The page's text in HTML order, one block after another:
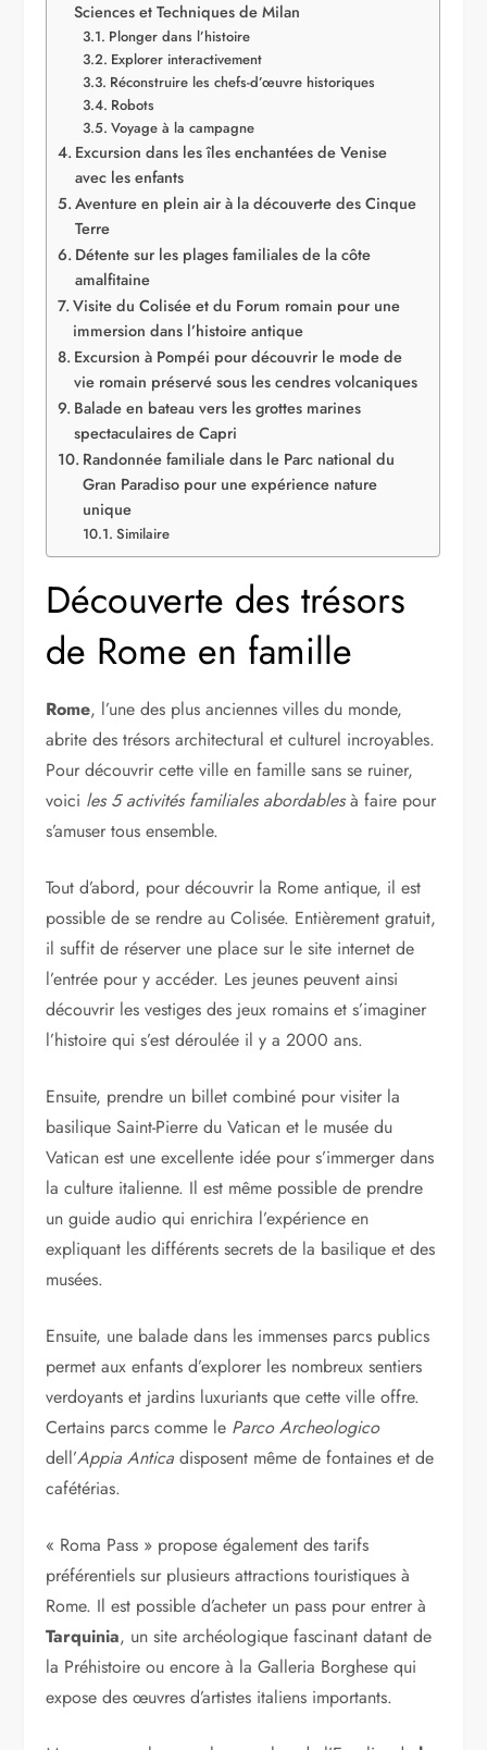
Sciences et Techniques de Milan
Plonger dans l’histoire
Explorer interactivement
Réconstruire les chefs-d’œuvre historiques
Robots
Voyage à la campagne
Excursion dans les îles enchantées de Venise
avec les enfants
Aventure en plein air à la découverte des Cinque
Terre
Détente sur les plages familiales de la côte
amalfitaine
Visite du Colisée et du Forum romain pour une
immersion dans l’histoire antique
Excursion à Pompéi pour découvrir le mode de
vie romain préservé sous les cendres volcaniques
Balade en bateau vers les grottes marines
spectaculaires de Capri
Randonnée familiale dans le Parc national du
Gran Paradiso pour une expérience nature
unique
Similaire
Découverte des trésors
de Rome en famille
Rome, l’une des plus anciennes villes du monde,
abrite des trésors architectural et culturel incroyables.
Pour découvrir cette ville en famille sans se ruiner,
voici les 5 activités familiales abordablesà faire pour
s’amuser tous ensemble.
Tout d’abord, pour découvrir la Rome antique, il est
possible de se rendre au Colisée. Entièrement gratuit,
il suffit de réserver une place sur le site internet de
l’entrée pour y accéder. Les jeunes peuvent ainsi
découvrir les vestiges des jeux romains et s’imaginer
l’histoire qui s’est déroulée il y a 2000 ans.
Ensuite, prendre un billet combiné pour visiter la
basilique Saint-Pierre du Vatican et le musée du
Vatican est une excellente idée pour s’immerger dans
la culture italienne. Il est même possible de prendre
un guide audio qui enrichira l’expérience en
expliquant les différents secrets de la basilique et des
musées.
Ensuite, une balade dans les immenses parcs publics
permet aux enfants d’explorer les nombreux sentiers
verdoyants et jardins luxuriants que cette ville offre.
Certains parcs comme le Parco Archeologico
dell’Appia Antica disposent même de fontaines et de
cafétérias.
« Roma Pass » propose également des tarifs
préférentiels sur plusieurs attractions touristiques à
Rome. Il est possible d’acheter un pass pour entrer à
Tarquinia, un site archéologique fascinant datant de
la Préhistoire ou encore à la Galleria Borghese qui
expose des œuvres d’artistes italiens importants.